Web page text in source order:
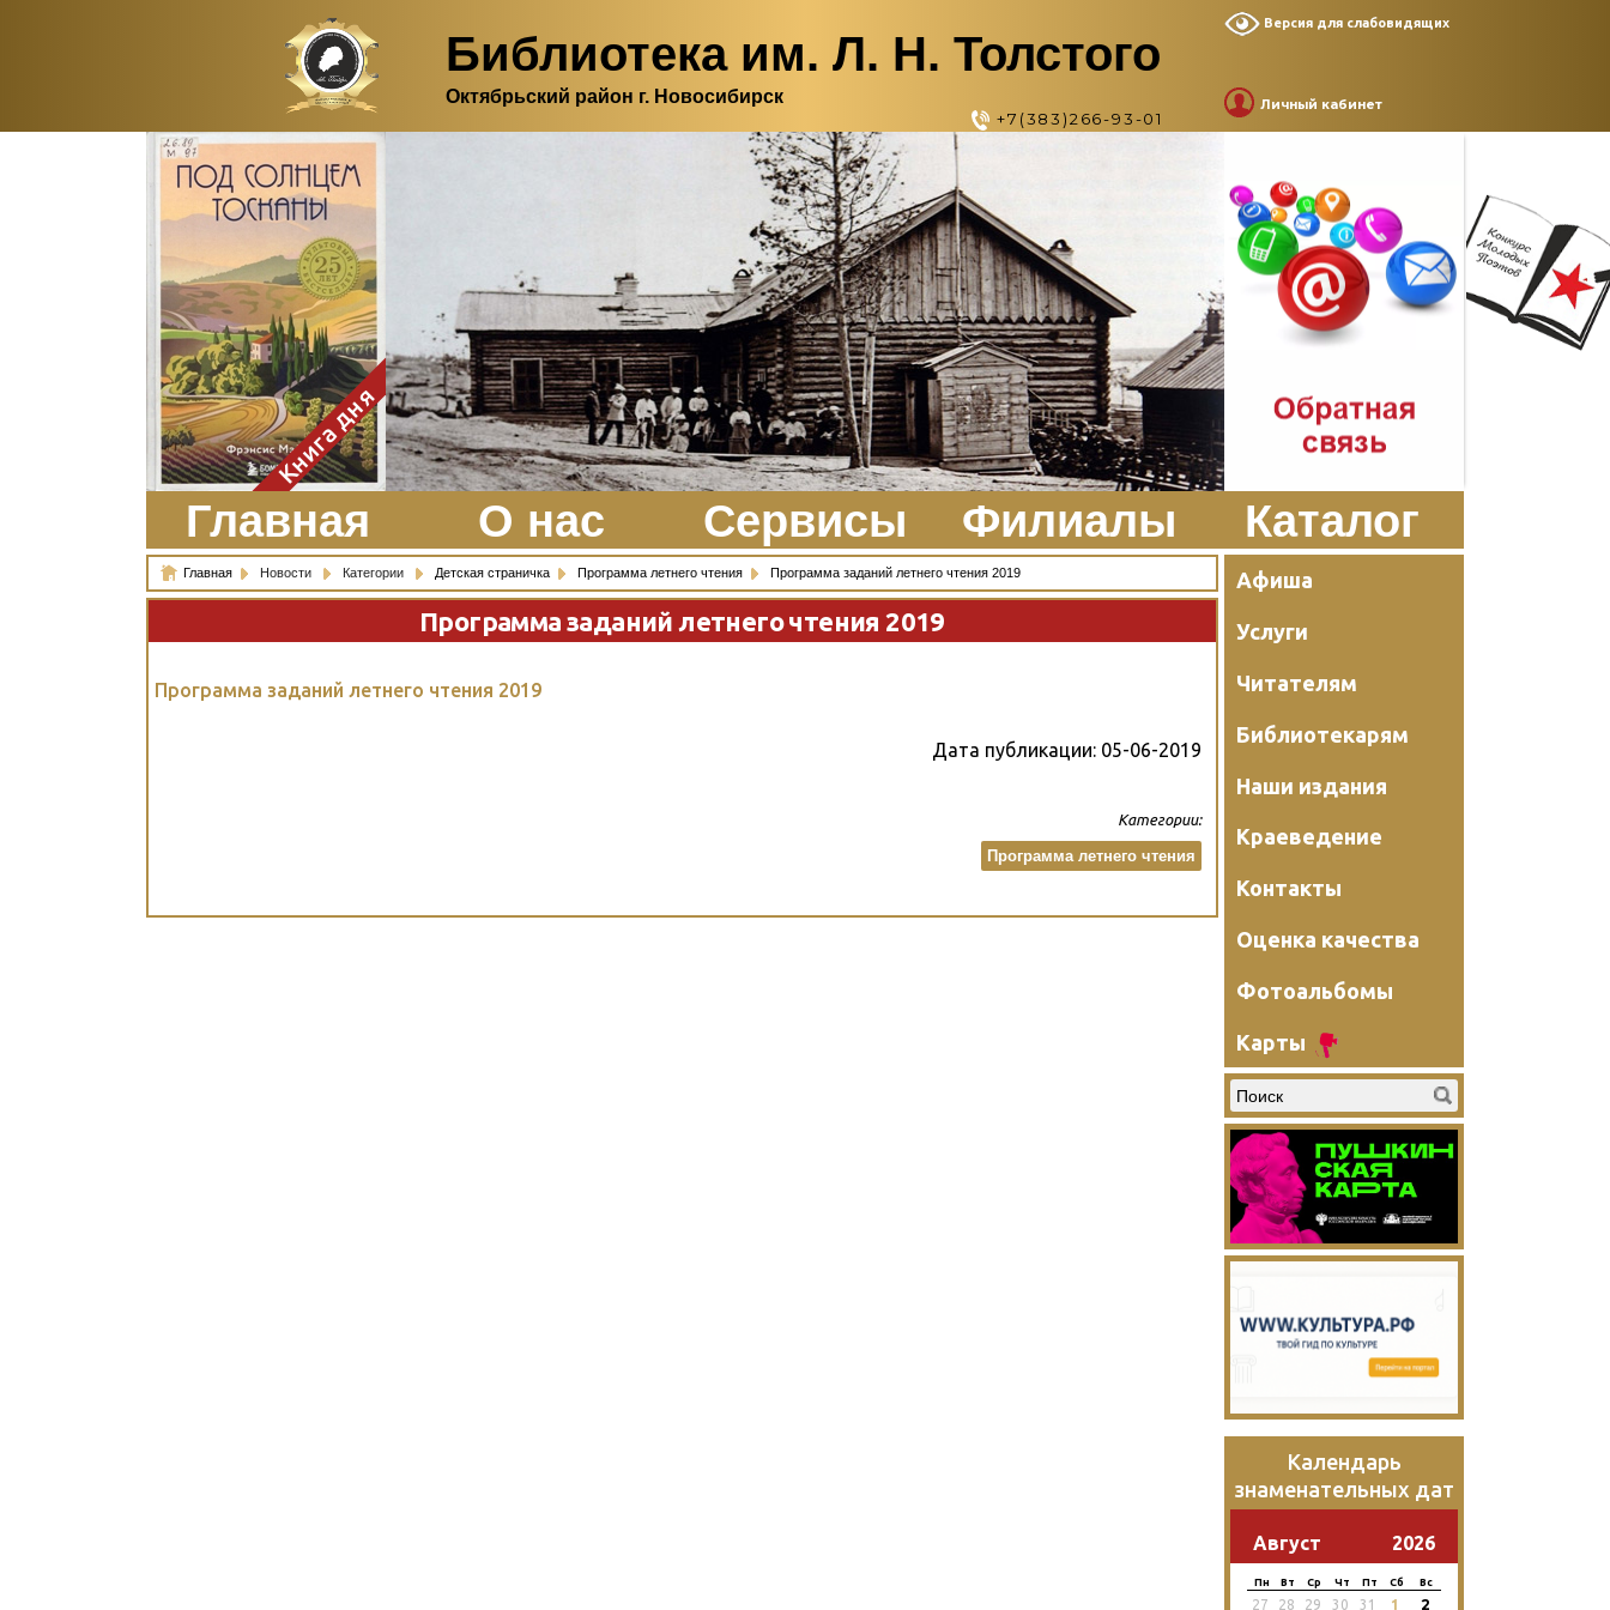
Библиотека им. Л. Н. Толстого
Октябрьский район г. Новосибирск
+7(383)266-93-01
Версия для слабовидящих
Личный кабинет
Здесь, в своем
итальянском доме, я вновь
испытала первичную
радость единения с
природой. Дом открыт
для бабочек, стрекоз, пчёл
или всех, кто пожелает
влететь в одно окно и
вылететь из другого. Едим
мы почти всегда во
дворе. Во мне настолько
возродился здравый
смысл моей матери -
умение наслаждаться
настоящим и не спешить, -
что даже нашлось время
отполировать до блеска
оконное стекло.
ЗаказатьКнига дня
Главная О нас Сервисы Филиалы Каталог
Главная Новости Категории Детская страничка Программа летнего чтения Программа заданий летнего чтения 2019
Программа заданий летнего чтения 2019
Программа заданий летнего чтения 2019
Дата публикации: 05-06-2019
Категории:
Программа летнего чтения
Афиша
Услуги
Читателям
Библиотекарям
Наши издания
Краеведение
Контакты
Оценка качества
Фотоальбомы
Карты
Календарь
знаменательных дат
Август 2026
Пн Вт Ср Чт Пт Сб Вс
27 28 29 30 31 1 2